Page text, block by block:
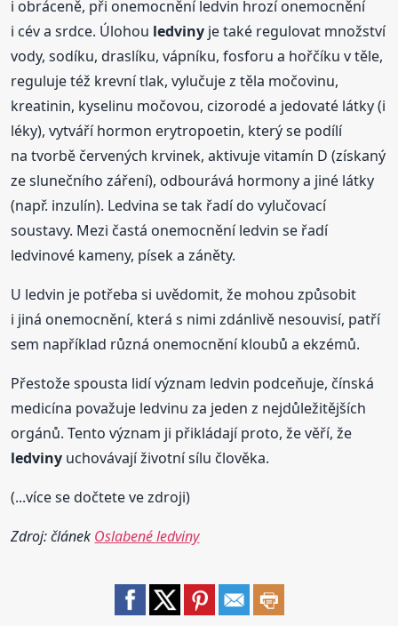
i obráceně, při onemocnění ledvin hrozí onemocnění
i cév a srdce. Úlohou ledviny je také regulovat množství
vody, sodíku, draslíku, vápníku, fosforu a hořčíku v těle,
reguluje též krevní tlak, vylučuje z těla močovinu,
kreatinin, kyselinu močovou, cizorodé a jedovaté látky (i
léky), vytváří hormon erytropoetin, který se podílí
na tvorbě červených krvinek, aktivuje vitamín D (získaný
ze slunečního záření), odbourává hormony a jiné látky
(např. inzulín). Ledvina se tak řadí do vylučovací
soustavy. Mezi častá onemocnění ledvin se řadí
ledvinové kameny, písek a záněty.
U ledvin je potřeba si uvědomit, že mohou způsobit
i jiná onemocnění, která s nimi zdánlivě nesouvisí, patří
sem například různá onemocnění kloubů a ekzémů.
Přestože spousta lidí význam ledvin podceňuje, čínská
medicína považuje ledvinu za jeden z nejdůležitějších
orgánů. Tento význam ji přikládají proto, že věří, že
ledviny uchovávají životní sílu člověka.
(...více se dočtete ve zdroji)
Zdroj: článek Oslabené ledviny